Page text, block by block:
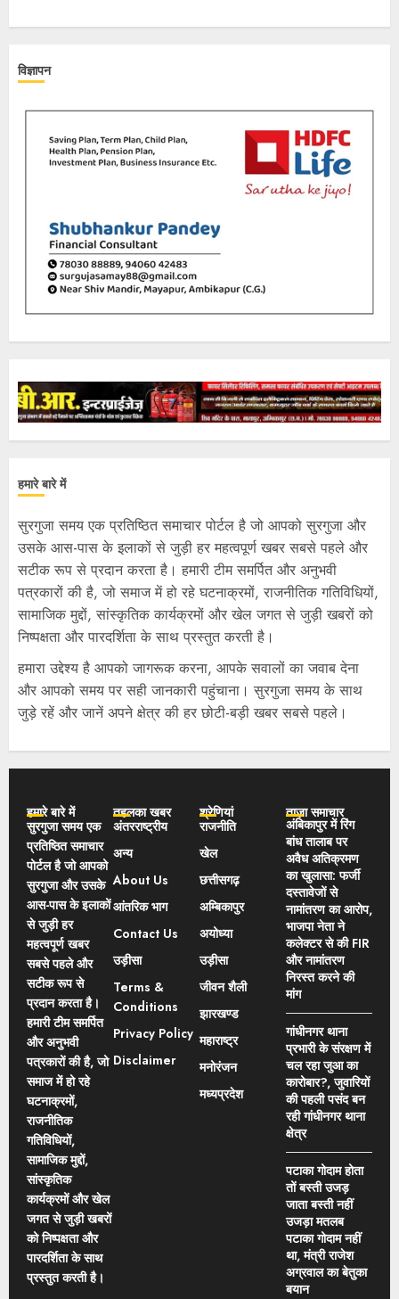
विज्ञापन
हमारे बारे में
सुरगुजा समय एक प्रतिष्ठित समाचार पोर्टल है जो आपको सुरगुजा और
उसके आस-पास के इलाकों से जुड़ी हर महत्वपूर्ण खबर सबसे पहले और
सटीक रूप से प्रदान करता है। हमारी टीम समर्पित और अनुभवी
पत्रकारों की है, जो समाज में हो रहे घटनाक्रमों, राजनीतिक गतिविधियों,
सामाजिक मुद्दों, सांस्कृतिक कार्यक्रमों और खेल जगत से जुड़ी खबरों को
निष्पक्षता और पारदर्शिता के साथ प्रस्तुत करती है।
हमारा उद्देश्य है आपको जागरूक करना, आपके सवालों का जवाब देना
और आपको समय पर सही जानकारी पहुंचाना। सुरगुजा समय के साथ
जुड़े रहें और जानें अपने क्षेत्र की हर छोटी-बड़ी खबर सबसे पहले।
हमारे बारे में
सुरगुजा समय एक
प्रतिष्ठित समाचार
पोर्टल है जो आपको
सुरगुजा और उसके
आस-पास के इलाकों
से जुड़ी हर
महत्वपूर्ण खबर
सबसे पहले और
सटीक रूप से
प्रदान करता है।
हमारी टीम समर्पित
और अनुभवी
पत्रकारों की है, जो
समाज में हो रहे
घटनाक्रमों,
राजनीतिक
गतिविधियों,
सामाजिक मुद्दों,
सांस्कृतिक
कार्यक्रमों और खेल
जगत से जुड़ी खबरों
को निष्पक्षता और
पारदर्शिता के साथ
प्रस्तुत करती है।
तहलका खबर
अंतरराष्ट्रीय
अन्य
About Us
आंतरिक भाग
Contact Us
उड़ीसा
Terms &
Conditions
Privacy Policy
Disclaimer
श्रेणियां
राजनीति
खेल
छत्तीसगढ़
अम्बिकापुर
अयोध्या
उड़ीसा
जीवन शैली
झारखण्ड
महाराष्ट्र
मनोरंजन
मध्यप्रदेश
ताज़ा समाचार
अंबिकापुर में रिंग
बांध तालाब पर
अवैध अतिक्रमण
का खुलासा: फर्जी
दस्तावेजों से
नामांतरण का आरोप,
भाजपा नेता ने
कलेक्टर से की FIR
और नामांतरण
निरस्त करने की
मांग
गांधीनगर थाना
प्रभारी के संरक्षण में
चल रहा जुआ का
कारोबार?, जुवारियों
की पहली पसंद बन
रही गांधीनगर थाना
क्षेत्र
पटाका गोदाम होता
तों बस्ती उजड़
जाता बस्ती नहीं
उजड़ा मतलब
पटाका गोदाम नहीं
था, मंत्री राजेश
अग्रवाल का बेतुका
बयान